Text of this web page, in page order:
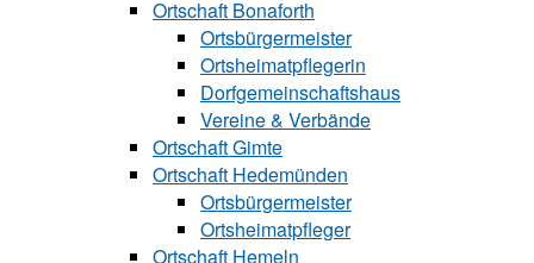
Ortschaft Bonaforth
Ortsbürgermeister
Ortsheimatpflegerin
Dorfgemeinschaftshaus
Vereine & Verbände
Ortschaft Gimte
Ortschaft Hedemünden
Ortsbürgermeister
Ortsheimatpfleger
Ortschaft Hemeln